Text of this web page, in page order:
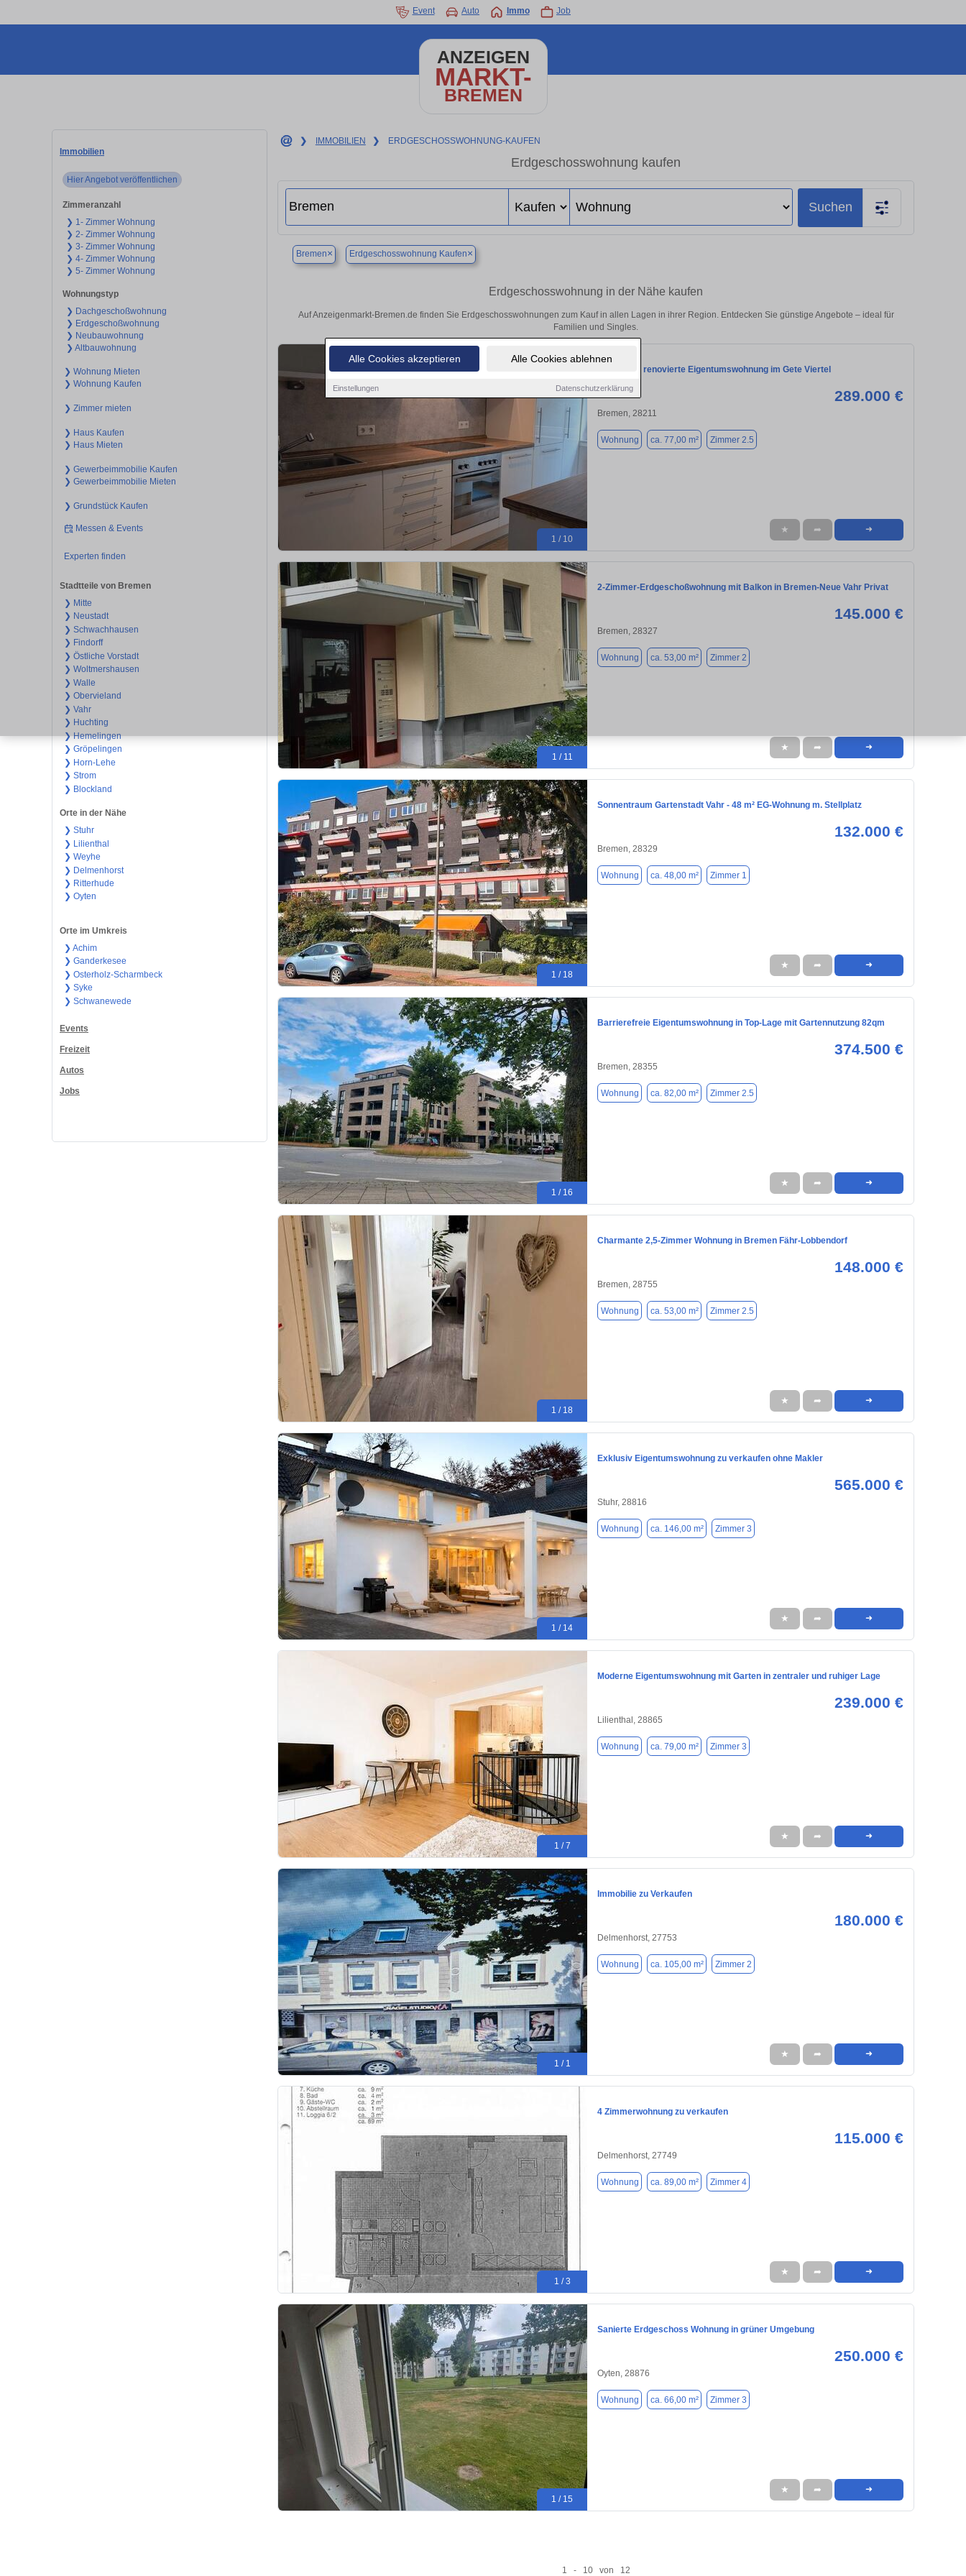
Alle Cookies akzeptieren Alle Cookies ablehnen
Einstellungen Datenschutzerklärung
Event Auto Immo Job
ANZEIGEN
MARKT-
BREMEN
Immobilien
Hier Angebot veröffentlichen
Zimmeranzahl
❯ 1- Zimmer Wohnung
❯ 2- Zimmer Wohnung
❯ 3- Zimmer Wohnung
❯ 4- Zimmer Wohnung
❯ 5- Zimmer Wohnung
Wohnungstyp
❯ Dachgeschoßwohnung
❯ Erdgeschoßwohnung
❯ Neubauwohnung
❯ Altbauwohnung
❯ Wohnung Mieten
❯ Wohnung Kaufen
❯ Zimmer mieten
❯ Haus Kaufen
❯ Haus Mieten
❯ Gewerbeimmobilie Kaufen
❯ Gewerbeimmobilie Mieten
❯ Grundstück Kaufen
Messen & Events
Experten finden
Stadtteile von Bremen
❯ Mitte
❯ Neustadt
❯ Schwachhausen
❯ Findorff
❯ Östliche Vorstadt
❯ Woltmershausen
❯ Walle
❯ Obervieland
❯ Vahr
❯ Huchting
❯ Hemelingen
❯ Gröpelingen
❯ Horn-Lehe
❯ Strom
❯ Blockland
Orte in der Nähe
❯ Stuhr
❯ Lilienthal
❯ Weyhe
❯ Delmenhorst
❯ Ritterhude
❯ Oyten
Orte im Umkreis
❯ Achim
❯ Ganderkesee
❯ Osterholz-Scharmbeck
❯ Syke
❯ Schwanewede
Events
Freizeit
Autos
Jobs
❯ IMMOBILIEN ❯ ERDGESCHOSSWOHNUNG-KAUFEN
Erdgeschosswohnung kaufen
Suchen
Bremen× Erdgeschosswohnung Kaufen×
Erdgeschosswohnung in der Nähe kaufen
Auf Anzeigenmarkt-Bremen.de finden Sie Erdgeschosswohnungen zum Kauf in allen Lagen in ihrer Region. Entdecken Sie günstige Angebote – ideal für
Familien und Singles.
1 / 10
Von Privat, renovierte Eigentumswohnung im Gete Viertel
289.000 €
Bremen, 28211
Wohnung ca. 77,00 m² Zimmer 2.5
★ ➦ ➜
1 / 11
2-Zimmer-Erdgeschoßwohnung mit Balkon in Bremen-Neue Vahr Privat
145.000 €
Bremen, 28327
Wohnung ca. 53,00 m² Zimmer 2
★ ➦ ➜
1 / 18
Sonnentraum Gartenstadt Vahr - 48 m² EG-Wohnung m. Stellplatz
132.000 €
Bremen, 28329
Wohnung ca. 48,00 m² Zimmer 1
★ ➦ ➜
1 / 16
Barrierefreie Eigentumswohnung in Top-Lage mit Gartennutzung 82qm
374.500 €
Bremen, 28355
Wohnung ca. 82,00 m² Zimmer 2.5
★ ➦ ➜
1 / 18
Charmante 2,5-Zimmer Wohnung in Bremen Fähr-Lobbendorf
148.000 €
Bremen, 28755
Wohnung ca. 53,00 m² Zimmer 2.5
★ ➦ ➜
1 / 14
Exklusiv Eigentumswohnung zu verkaufen ohne Makler
565.000 €
Stuhr, 28816
Wohnung ca. 146,00 m² Zimmer 3
★ ➦ ➜
1 / 7
Moderne Eigentumswohnung mit Garten in zentraler und ruhiger Lage
239.000 €
Lilienthal, 28865
Wohnung ca. 79,00 m² Zimmer 3
★ ➦ ➜
1 / 1
Immobilie zu Verkaufen
180.000 €
Delmenhorst, 27753
Wohnung ca. 105,00 m² Zimmer 2
★ ➦ ➜
1 / 3
4 Zimmerwohnung zu verkaufen
115.000 €
Delmenhorst, 27749
Wohnung ca. 89,00 m² Zimmer 4
★ ➦ ➜
1 / 15
Sanierte Erdgeschoss Wohnung in grüner Umgebung
250.000 €
Oyten, 28876
Wohnung ca. 66,00 m² Zimmer 3
★ ➦ ➜
1 - 10 von 12